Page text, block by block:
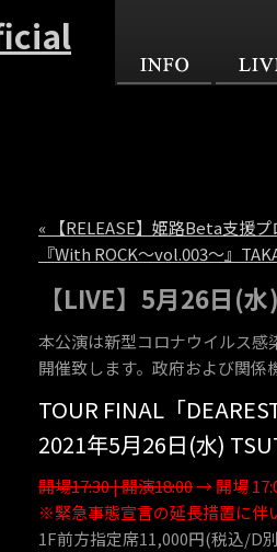
« 【RELEASE】姫路Beta支援
『With ROCK～vol.003～』
【LIVE】5月26日(
本公演は新型コロナウイルス
開催致します。政府および関
TOUR FINAL「
2021年5月26日(水)
開場17:30 | 開演18:00→ 開場
※緊急事態宣言の延長措置に
1F前方指定席11,000円(税込/